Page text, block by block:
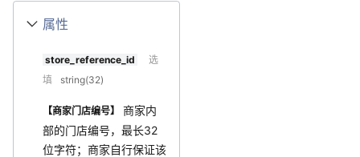
属性
store_reference_id
选
填
string(32)
【商家门店编号】
商家内
部的门店编号，最长32
位字符；商家自行保证该